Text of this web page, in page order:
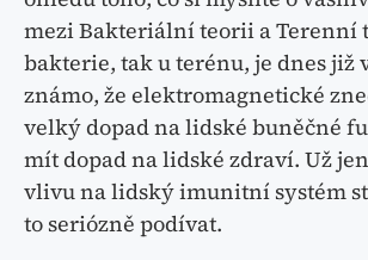
mezi Bakteriální teorii a Terenní
bakterie, tak u terénu, je dnes již
známo, že elektromagnetické
velký dopad na lidské buněčné
mít dopad na lidské zdraví. Už
vlivu na lidský imunitní systém
to seriózně podívat.